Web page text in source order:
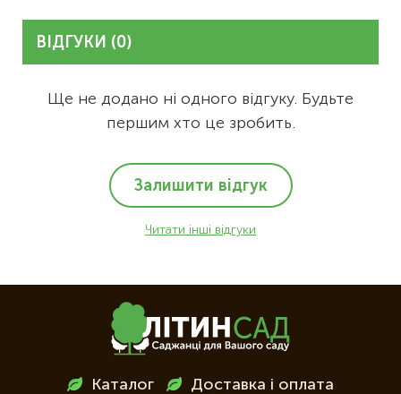
ВІДГУКИ (0)
Ще не додано ні одного відгуку. Будьте
першим хто це зробить.
Залишити відгук
Читати інші відгуки
Каталог Доставка і оплата